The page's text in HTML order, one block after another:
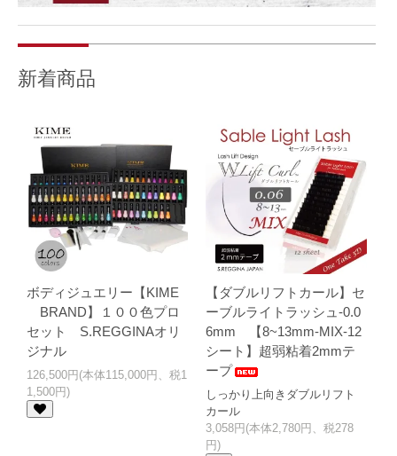
2025.09.25
発送方法に【ネコポス】を選択いただけるように
なりました。
ました。
グを更新しました。
2025.09.03
New-ベルベットパールグリッター（半透明ホワイ
ト）再販開始しました。
2025.08.02
【夏季休暇のお知らせ】8/13~8/17※期間中のご注
文は8/18に発送させていただきます。
2025.07.02
ボディジュエリー日本製スキングルー入荷しまし
た。
2025.05.17
鍼灸師から本格的に学ぶ[ミミラ導入スクール]準備
中です。
2025.05.17
お洒落な耳つぼジュエリーブランド【MIMILA・ミ
ミラ】登場
2025.03.24
テープ要らずの[下まつ毛専用まつげロット]2種類
登場
業界初！ブルーのLEDグルー登場！1秒速乾タイプ
新着商品
ボディジュエリー【KIME
BRAND】１００色プロ
セット S.REGGINAオリ
ジナル
126,500円(本体115,000円、税1
1,500円)
【ダブルリフトカール】セ
ーブルライトラッシュ-0.0
6mm 【8~13mm-MIX-12
シート】超弱粘着2mmテ
ープ
しっかり上向きダブルリフト
カール
3,058円(本体2,780円、税278
円)